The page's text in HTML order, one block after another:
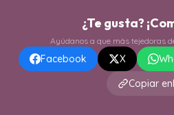
¿Te gusta?
Ayúdanos a que más tejedoras
Facebook X
Copiar